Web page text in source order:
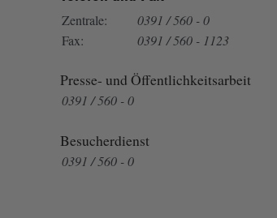
Zentrale:
0391 / 560 - 0
Fax:
0391 / 560 - 1123
Presse- und Öffentlichkeitsarbeit
0391 / 560 - 0
Besucherdienst
0391 / 560 - 0